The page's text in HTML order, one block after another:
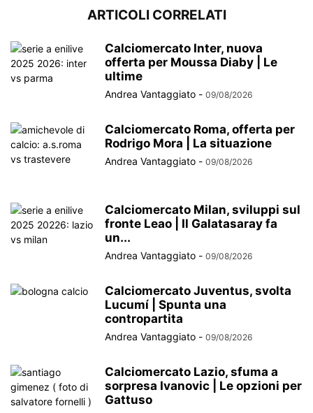
ARTICOLI CORRELATI
Calciomercato Inter, nuova
offerta per Moussa Diaby | Le
ultime
Andrea Vantaggiato - 09/08/2026
Calciomercato Roma, offerta per
Rodrigo Mora | La situazione
Andrea Vantaggiato - 09/08/2026
Calciomercato Milan, sviluppi sul
fronte Leao | Il Galatasaray fa
un...
Andrea Vantaggiato - 09/08/2026
Calciomercato Juventus, svolta
Lucumí | Spunta una
contropartita
Andrea Vantaggiato - 09/08/2026
Calciomercato Lazio, sfuma a
sorpresa Ivanovic | Le opzioni per
Gattuso